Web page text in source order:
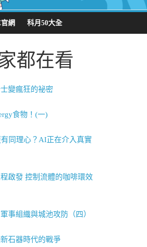
網 科月50大全
都在看
變瘋狂的祕密
食物！(一)
同理心？AI正在介入真實
啟發 控制流體的咖啡環效
事組織與城池攻防（四）
石器時代的戰爭